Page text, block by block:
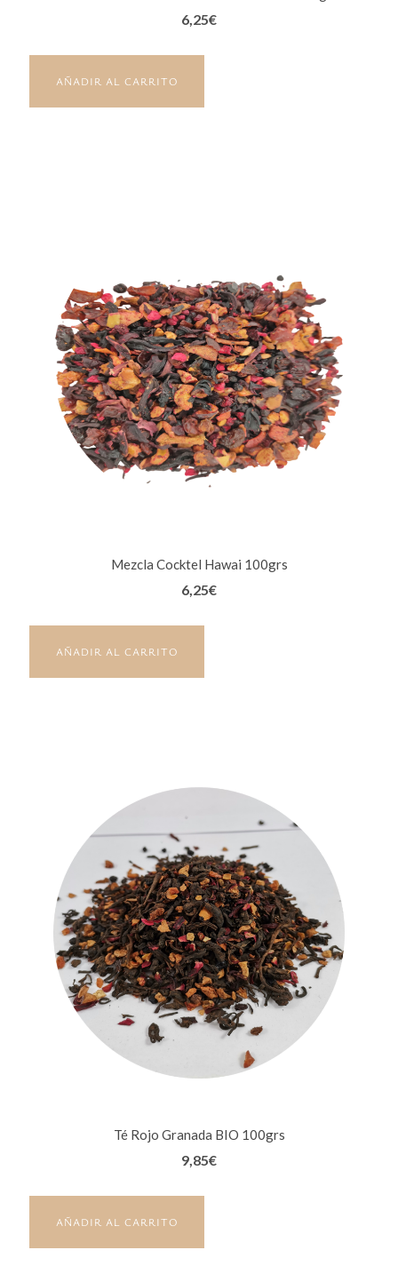
6,25€
AÑADIR AL CARRITO
Mezcla Cocktel Hawai 100grs
6,25€
AÑADIR AL CARRITO
Té Rojo Granada BIO 100grs
9,85€
AÑADIR AL CARRITO